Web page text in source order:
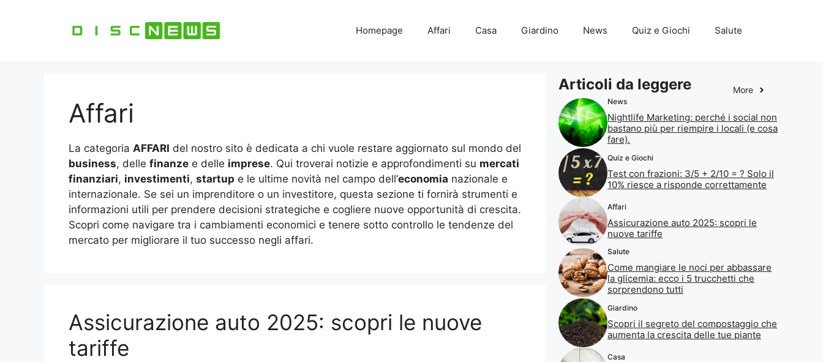
Homepage Affari Casa Giardino News Quiz e Giochi Salute
Affari
La categoria AFFARI del nostro sito è dedicata a chi vuole restare aggiornato sul mondo del
business, delle finanze e delle imprese. Qui troverai notizie e approfondimenti su mercati
finanziari, investimenti, startup e le ultime novità nel campo dell’economia nazionale e
internazionale. Se sei un imprenditore o un investitore, questa sezione ti fornirà strumenti e
informazioni utili per prendere decisioni strategiche e cogliere nuove opportunità di crescita.
Scopri come navigare tra i cambiamenti economici e tenere sotto controllo le tendenze del
mercato per migliorare il tuo successo negli affari.
Assicurazione auto 2025: scopri le nuove
tariffe
Articoli da leggere More
News
Nightlife Marketing: perché i social non
bastano più per riempire i locali (e cosa
fare).
Quiz e Giochi
Test con frazioni: 3/5 + 2/10 = ? Solo il
10% riesce a risponde correttamente
Affari
Assicurazione auto 2025: scopri le
nuove tariffe
Salute
Come mangiare le noci per abbassare
la glicemia: ecco i 5 trucchetti che
sorprendono tutti
Giardino
Scopri il segreto del compostaggio che
aumenta la crescita delle tue piante
Casa